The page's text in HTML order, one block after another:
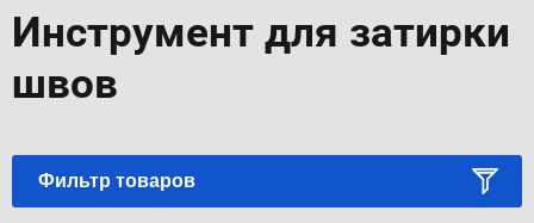
Инструмент для затирки
швов
Фильтр товаров